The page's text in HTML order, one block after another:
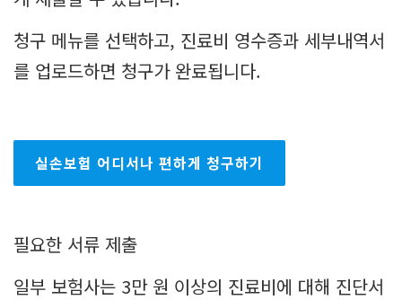
청구 메뉴를 선택하고, 진료비 영수증과 세부내역서
를 업로드하면 청구가 완료됩니다.
실손보험 어디서나 편하게 청구하기
필요한 서류 제출
일부 보험사는 3만 원 이상의 진료비에 대해 진단서